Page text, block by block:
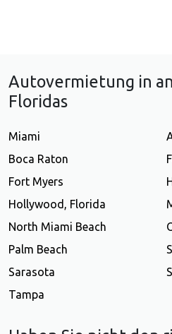
Autovermietung in
Floridas
Miami
Boca Raton
Fort Myers
Hollywood, Florida
North Miami Beach
Palm Beach
Sarasota
Tampa